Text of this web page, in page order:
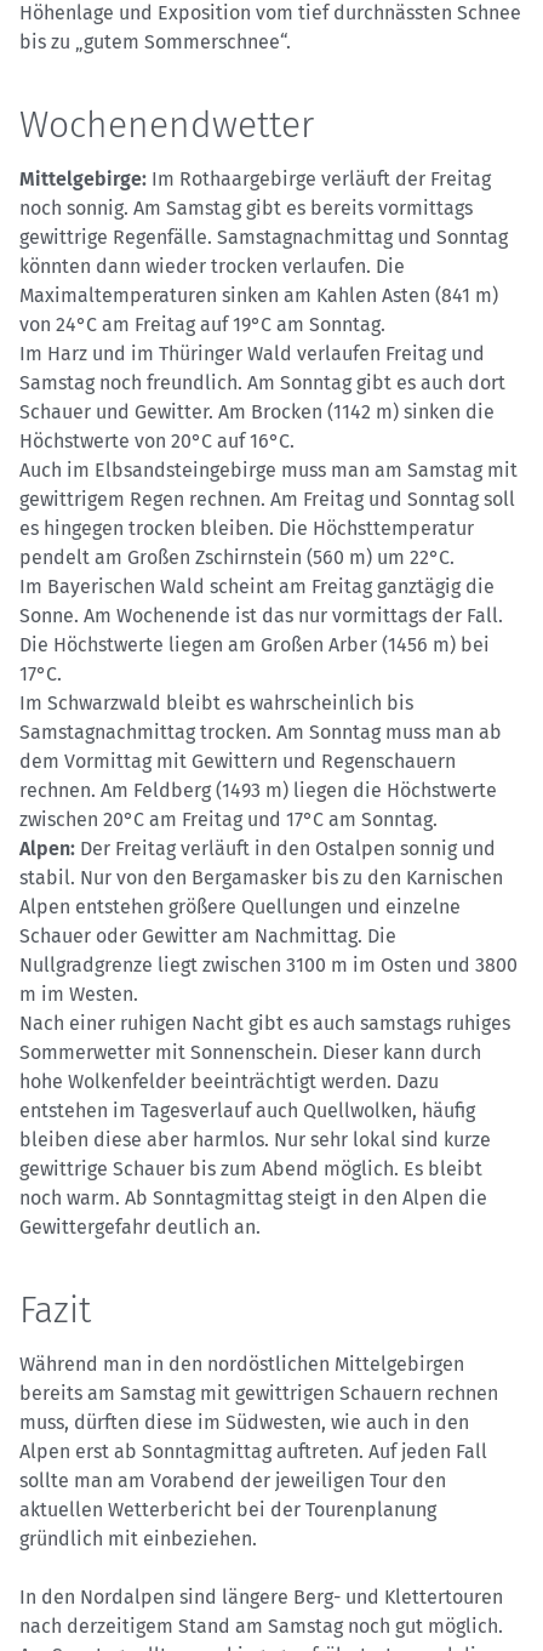
Höhenlage und Exposition vom tief durchnässten Schnee
bis zu „gutem Sommerschnee“.
Wochenendwetter
Mittelgebirge: Im Rothaargebirge verläuft der Freitag
noch sonnig. Am Samstag gibt es bereits vormittags
gewittrige Regenfälle. Samstagnachmittag und Sonntag
könnten dann wieder trocken verlaufen. Die
Maximaltemperaturen sinken am Kahlen Asten (841 m)
von 24°C am Freitag auf 19°C am Sonntag.
Im Harz und im Thüringer Wald verlaufen Freitag und
Samstag noch freundlich. Am Sonntag gibt es auch dort
Schauer und Gewitter. Am Brocken (1142 m) sinken die
Höchstwerte von 20°C auf 16°C.
Auch im Elbsandsteingebirge muss man am Samstag mit
gewittrigem Regen rechnen. Am Freitag und Sonntag soll
es hingegen trocken bleiben. Die Höchsttemperatur
pendelt am Großen Zschirnstein (560 m) um 22°C.
Im Bayerischen Wald scheint am Freitag ganztägig die
Sonne. Am Wochenende ist das nur vormittags der Fall.
Die Höchstwerte liegen am Großen Arber (1456 m) bei
17°C.
Im Schwarzwald bleibt es wahrscheinlich bis
Samstagnachmittag trocken. Am Sonntag muss man ab
dem Vormittag mit Gewittern und Regenschauern
rechnen. Am Feldberg (1493 m) liegen die Höchstwerte
zwischen 20°C am Freitag und 17°C am Sonntag.
Alpen: Der Freitag verläuft in den Ostalpen sonnig und
stabil. Nur von den Bergamasker bis zu den Karnischen
Alpen entstehen größere Quellungen und einzelne
Schauer oder Gewitter am Nachmittag. Die
Nullgradgrenze liegt zwischen 3100 m im Osten und 3800
m im Westen.
Nach einer ruhigen Nacht gibt es auch samstags ruhiges
Sommerwetter mit Sonnenschein. Dieser kann durch
hohe Wolkenfelder beeinträchtigt werden. Dazu
entstehen im Tagesverlauf auch Quellwolken, häufig
bleiben diese aber harmlos. Nur sehr lokal sind kurze
gewittrige Schauer bis zum Abend möglich. Es bleibt
noch warm. Ab Sonntagmittag steigt in den Alpen die
Gewittergefahr deutlich an.
Fazit
Während man in den nordöstlichen Mittelgebirgen
bereits am Samstag mit gewittrigen Schauern rechnen
muss, dürften diese im Südwesten, wie auch in den
Alpen erst ab Sonntagmittag auftreten. Auf jeden Fall
sollte man am Vorabend der jeweiligen Tour den
aktuellen Wetterbericht bei der Tourenplanung
gründlich mit einbeziehen.
In den Nordalpen sind längere Berg- und Klettertouren
nach derzeitigem Stand am Samstag noch gut möglich.